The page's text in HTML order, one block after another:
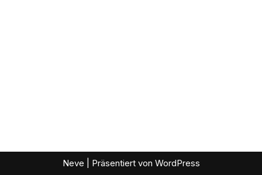
Neve | Präsentiert von WordPress